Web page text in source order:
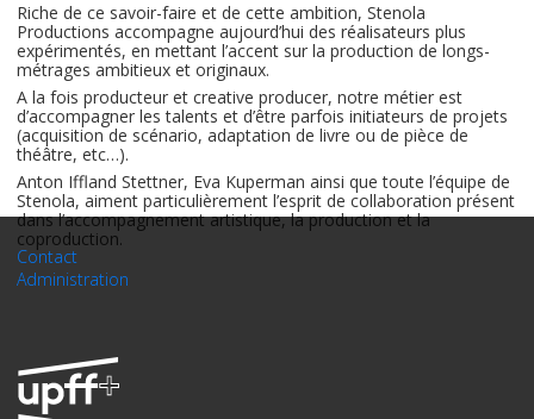
Riche de ce savoir-faire et de cette ambition, Stenola
Productions accompagne aujourd’hui des réalisateurs plus
expérimentés, en mettant l’accent sur la production de longs-
métrages ambitieux et originaux.
A la fois producteur et creative producer, notre métier est
d’accompagner les talents et d’être parfois initiateurs de projets
(acquisition de scénario, adaptation de livre ou de pièce de
théâtre, etc…).
Anton Iffland Stettner, Eva Kuperman ainsi que toute l’équipe de
Stenola, aiment particulièrement l’esprit de collaboration présent
dans l’accompagnement artistique, la production et la
coproduction.
Contact
Administration